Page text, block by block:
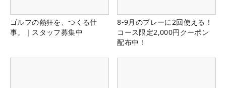
ゴルフの熱狂を、つくる仕
事。｜スタッフ募集中
8-9月のプレーに2回使える！
コース限定2,000円クーポン
配布中！